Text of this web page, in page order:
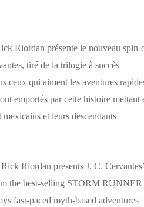
Riordan présente le nouveau
tiré de la trilogie à succès
ceux qui aiment les aventures
emportés par cette histoire mettant
mexicains et leurs descendants
Riordan presents J. C.
the best-selling STORM RUNNER
fast-paced myth-based adventures